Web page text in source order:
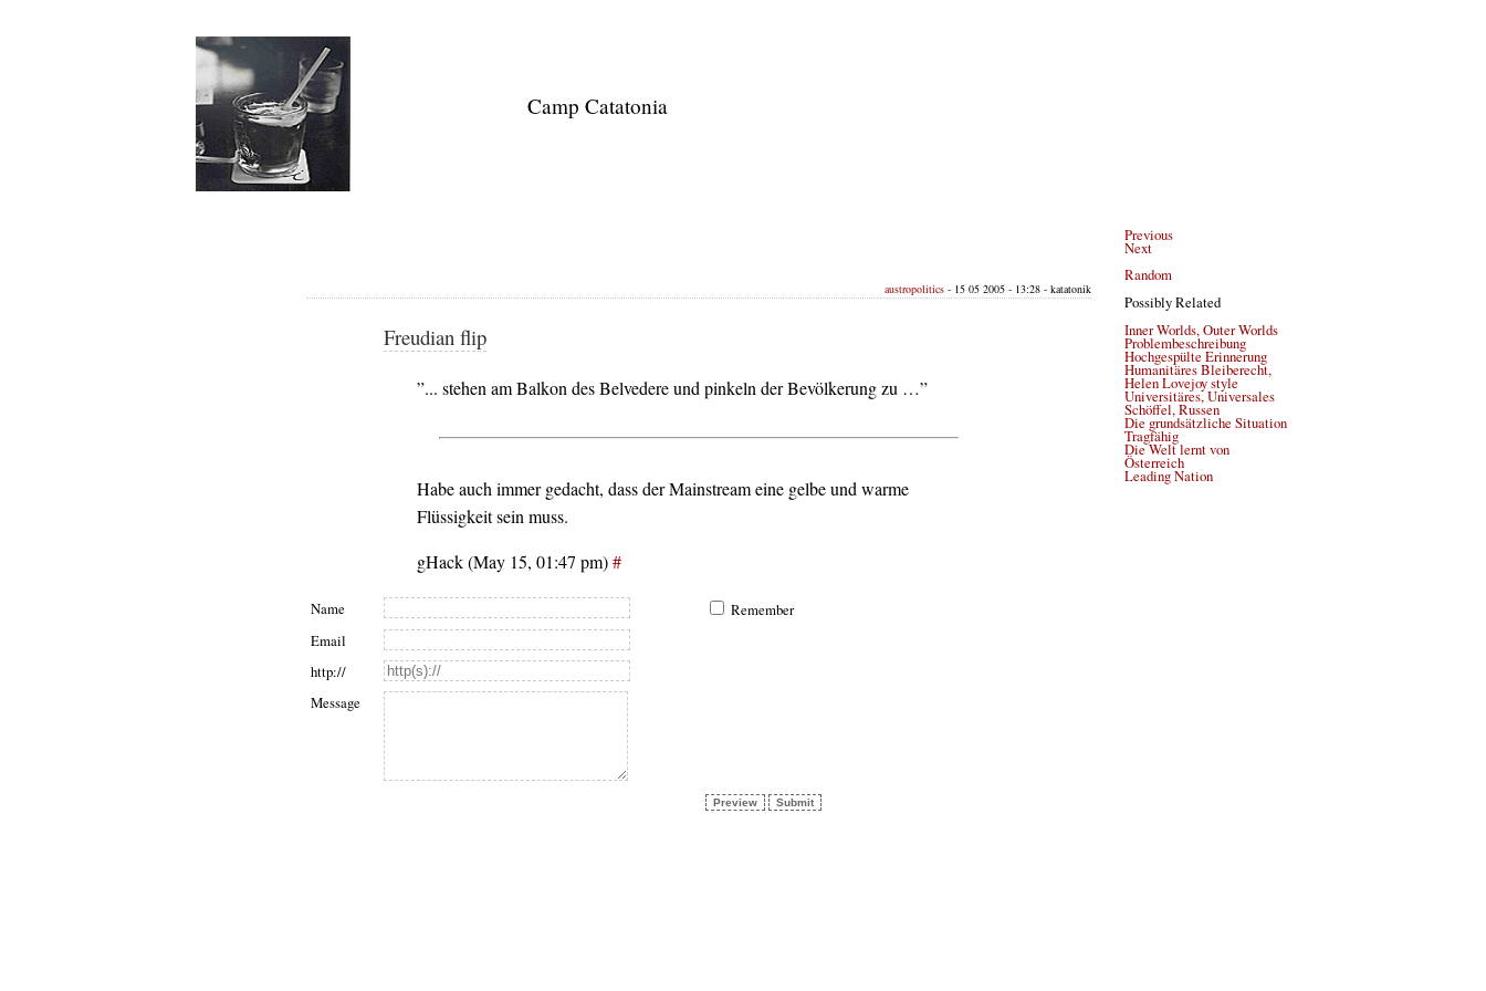
Camp Catatonia
Previous
Next
Random
Possibly Related
Inner Worlds, Outer Worlds
Problembeschreibung
Hochgespülte Erinnerung
Humanitäres Bleiberecht,
Helen Lovejoy style
Universitäres, Universales
Schöffel, Russen
Die grundsätzliche Situation
Tragfähig
Die Welt lernt von
Österreich
Leading Nation
austropolitics - 15 05 2005 - 13:28 - katatonik
Freudian flip
”... stehen am Balkon des Belvedere und pinkeln der Bevölkerung zu …”
Habe auch immer gedacht, dass der Mainstream eine gelbe und warme
Flüssigkeit sein muss.
gHack (May 15, 01:47 pm)#
Name
Remember
Email
http://
Message